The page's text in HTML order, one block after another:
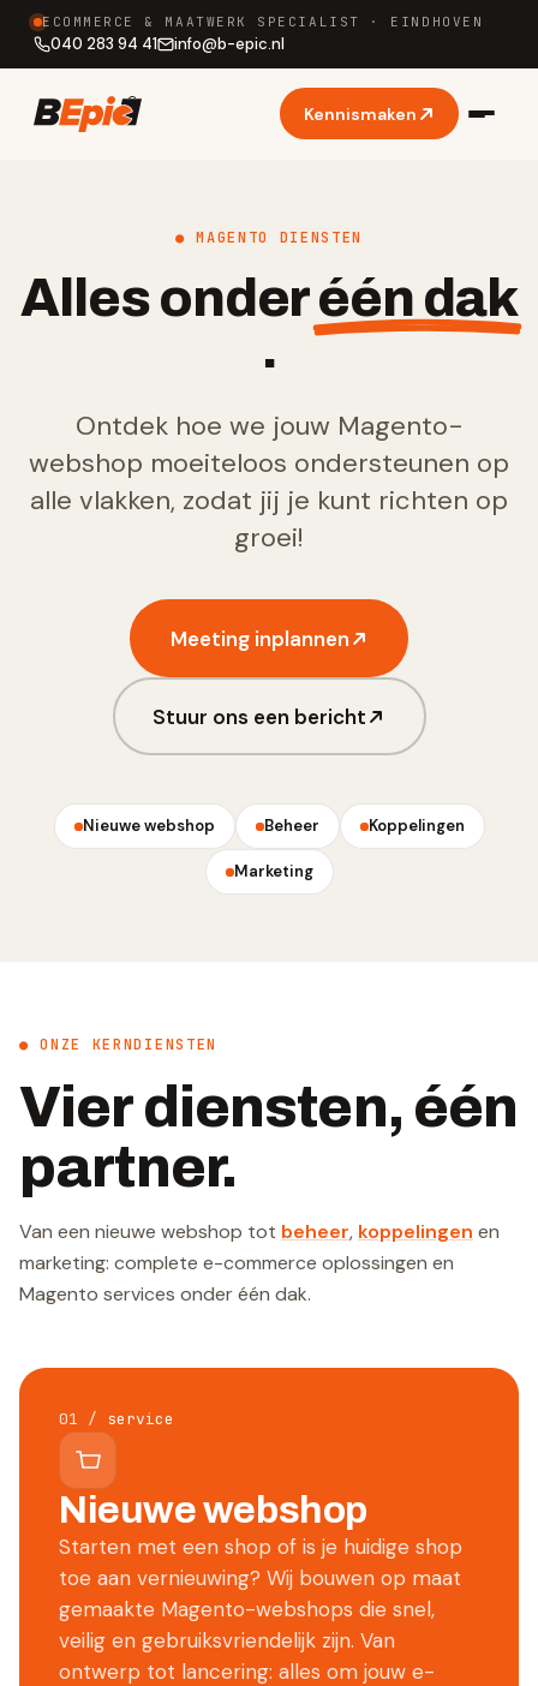
ECOMMERCE & MAATWERK SPECIALIST · EINDHOVEN
040 283 94 41 info@b-epic.nl
Kennismaken
● MAGENTO DIENSTEN
Alles onderéén dak
.
Ontdek hoe we jouw Magento-
webshop moeiteloos ondersteunen op
alle vlakken, zodat jij je kunt richten op
groei!
Meeting inplannen
Stuur ons een bericht
Nieuwe webshop Beheer Koppelingen
Marketing
● ONZE KERNDIENSTEN
Vier diensten, één
partner.
Van een nieuwe webshop tot beheer, koppelingen en
marketing: complete e-commerce oplossingen en
Magento services onder één dak.
01 / service
Nieuwe webshop
Starten met een shop of is je huidige shop
toe aan vernieuwing? Wij bouwen op maat
gemaakte Magento-webshops die snel,
veilig en gebruiksvriendelijk zijn. Van
ontwerp tot lancering: alles om jouw e-